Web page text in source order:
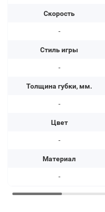
Скорость
-
Стиль игры
-
Толщина губки, мм.
-
Цвет
-
Материал
-